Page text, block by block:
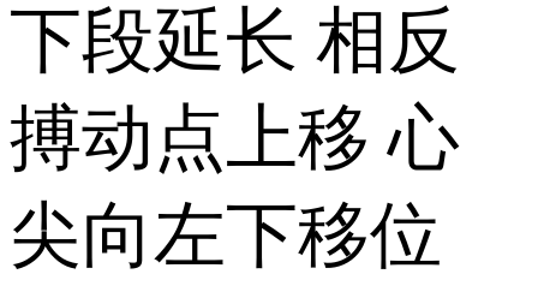
下段延长 相反
搏动点上移 心
尖向左下移位